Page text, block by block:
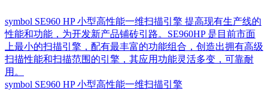
symbol SE960 HP 小型高性能一维扫描引擎 提高现有生产线的
性能和功能，为开发新产品铺砖引路。SE960HP 是目前市面
上最小的扫描引擎，配有最丰富的功能组合，创造出拥有高级
扫描性能和扫描范围的引擎，其应用功能灵活多变，可靠耐
用。
symbol SE960 HP 小型高性能一维扫描引擎